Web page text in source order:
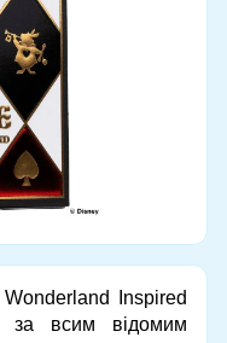
Inspired
за всим відомим